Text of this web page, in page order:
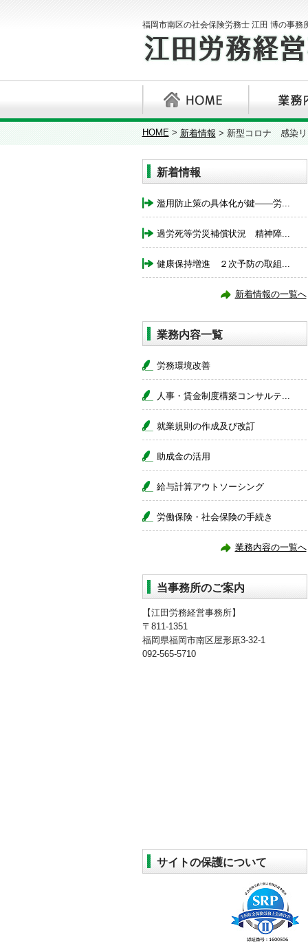
福岡市南区の社会保険労務士 江田 博の事務
HOME> 新着情報 > 新型コロナ 感染
新着情報
濫用防止策の具体化が鍵――労...
過労死等労災補償状況 精神障...
健康保持増進 ２次予防の取組...
新着情報の一覧へ
業務内容一覧
労務環境改善
人事・賃金制度構築コンサルテ...
就業規則の作成及び改訂
助成金の活用
給与計算アウトソーシング
労働保険・社会保険の手続き
業務内容の一覧へ
当事務所のご案内
【江田労務経営事務所】
〒811-1351
福岡県福岡市南区屋形原3-32-1
092-565-5710
サイトの保護について